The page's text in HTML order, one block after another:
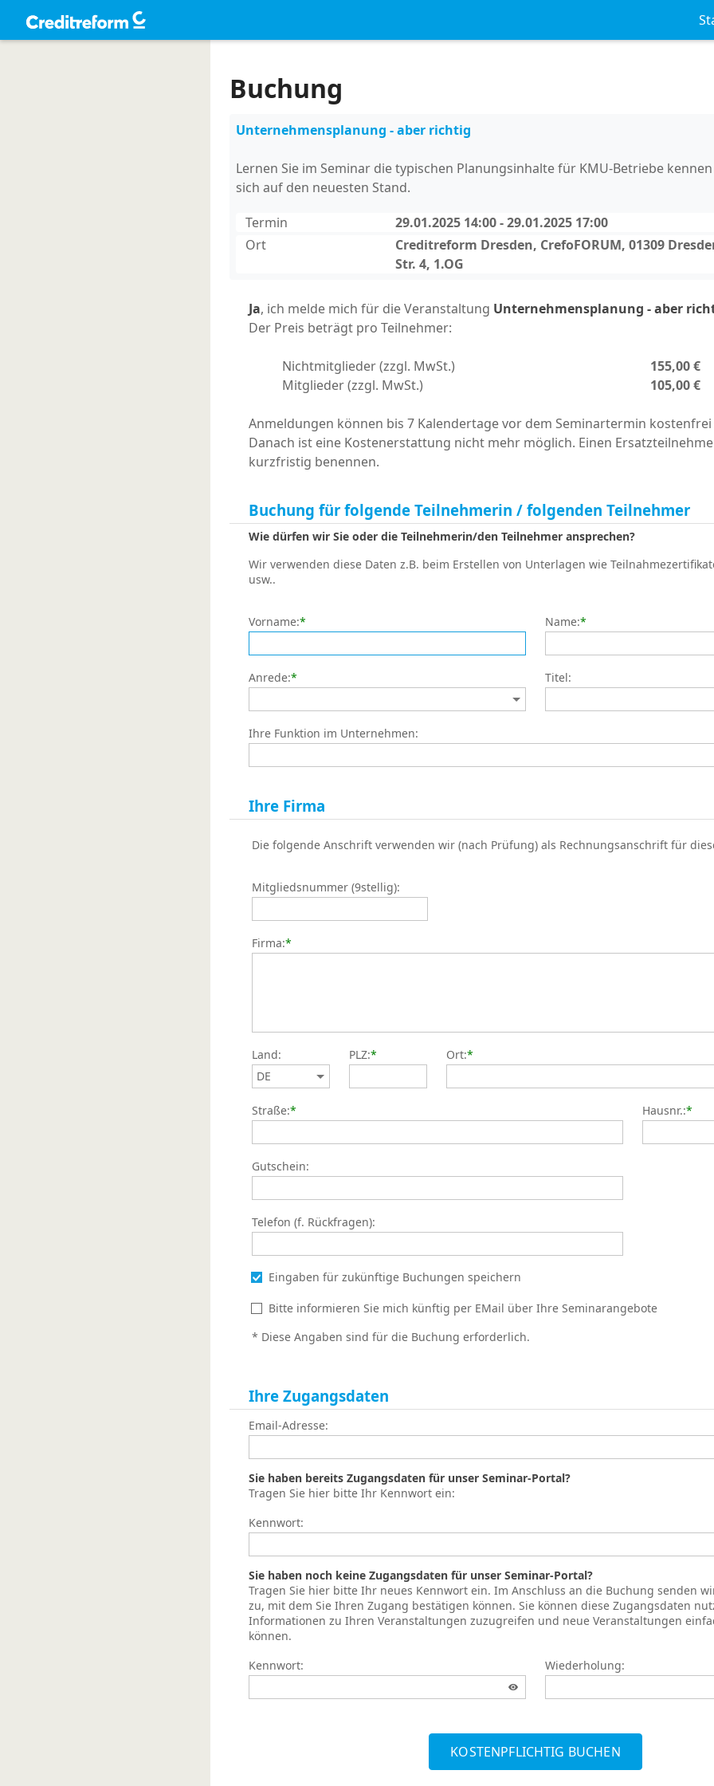
Buchung
Unternehmensplanung - aber richtig
Lernen Sie im Seminar die typischen Planungsinhalte für KMU-Betriebe
sich auf den neuesten Stand.
Termin
29.01.2025 14:00 - 29.01.2025 17:00
Ort
Creditreform Dresden, CrefoFORUM, 01309
Str. 4, 1.OG
Ja, ich melde mich für die Veranstaltung Unternehmensplanung - aber
Der Preis beträgt pro Teilnehmer:
Nichtmitglieder (zzgl. MwSt.)
155,00 €
Mitglieder (zzgl. MwSt.)
105,00 €
Anmeldungen können bis 7 Kalendertage vor dem Seminartermin
Danach ist eine Kostenerstattung nicht mehr möglich. Einen
kurzfristig benennen.
Buchung für folgende Teilnehmerin / folgenden Teilnehmer
Wie dürfen wir Sie oder die Teilnehmerin/den Teilnehmer ansprechen?
Wir verwenden diese Daten z.B. beim Erstellen von Unterlagen wie
usw..
Vorname:* Name:*
Anrede:* Titel:
Ihre Funktion im Unternehmen:
Ihre Firma
Die folgende Anschrift verwenden wir (nach Prüfung) als Rechnungsanschrift für
Mitgliedsnummer (9stellig):
Firma:*
Land: PLZ:* Ort:*
Straße:* Hausnr.:*
Gutschein:
Telefon (f. Rückfragen):
Eingaben für zukünftige Buchungen speichern
Bitte informieren Sie mich künftig per EMail über Ihre Seminarangebote
* Diese Angaben sind für die Buchung erforderlich.
Ihre Zugangsdaten
Email-Adresse:
Sie haben bereits Zugangsdaten für unser Seminar-Portal?
Tragen Sie hier bitte Ihr Kennwort ein:
Kennwort:
Sie haben noch keine Zugangsdaten für unser Seminar-Portal?
Tragen Sie hier bitte Ihr neues Kennwort ein. Im Anschluss an die Buchung senden
zu, mit dem Sie Ihren Zugang bestätigen können. Sie können diese Zugangsdaten
Informationen zu Ihren Veranstaltungen zuzugreifen und neue Veranstaltungen
können.
Kennwort:
Wiederholung:
KOSTENPFLICHTIG BUCHEN